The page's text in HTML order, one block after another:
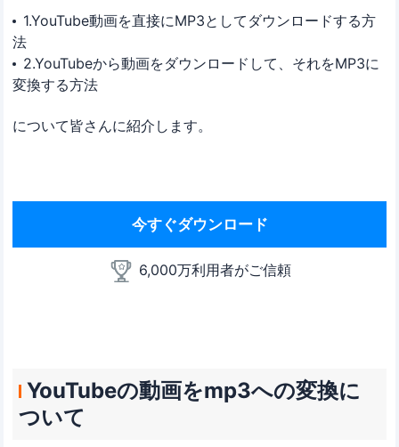
1.YouTube動画を直接にMP3としてダウンロードする方
法
2.YouTubeから動画をダウンロードして、それをMP3に
変換する方法
について皆さんに紹介します。
今すぐダウンロード
6,000万利用者がご信頼
YouTubeの動画をmp3への変換に
ついて